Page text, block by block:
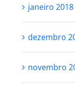
janeiro 2018
dezembro
novembro